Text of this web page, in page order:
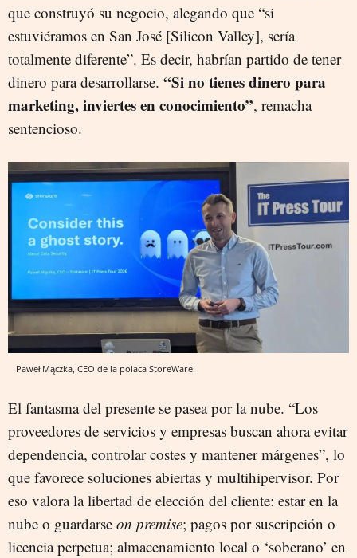
que construyó su negocio, alegando que “si
estuviéramos en San José [Silicon Valley], sería
totalmente diferente”. Es decir, habrían partido de tener
dinero para desarrollarse. “Si no tienes dinero para
marketing, inviertes en conocimiento”, remacha
sentencioso.
Paweł Mączka, CEO de la polaca StoreWare.
El fantasma del presente se pasea por la nube. “Los
proveedores de servicios y empresas buscan ahora evitar
dependencia, controlar costes y mantener márgenes”, lo
que favorece soluciones abiertas y multihipervisor. Por
eso valora la libertad de elección del cliente: estar en la
nube o guardarse on premise; pagos por suscripción o
licencia perpetua; almacenamiento local o ‘soberano’ en